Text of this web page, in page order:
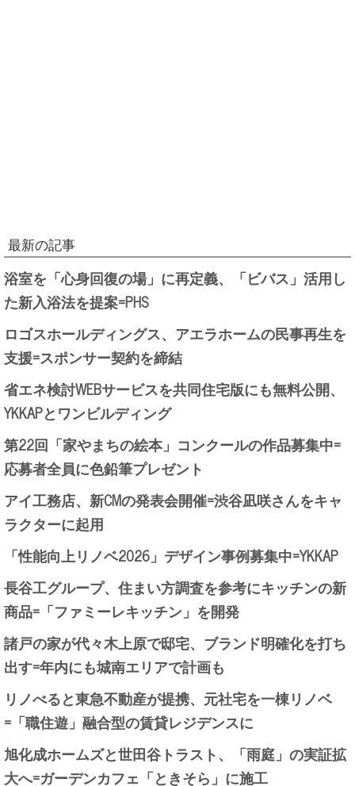
最新の記事
浴室を「心身回復の場」に再定義、「ビバス」活用し
た新入浴法を提案=PHS
ロゴスホールディングス、アエラホームの民事再生を
支援=スポンサー契約を締結
省エネ検討WEBサービスを共同住宅版にも無料公開、
YKKAPとワンビルディング
第22回「家やまちの絵本」コンクールの作品募集中=
応募者全員に色鉛筆プレゼント
アイ工務店、新CMの発表会開催=渋谷凪咲さんをキャ
ラクターに起用
「性能向上リノベ2026」デザイン事例募集中=YKKAP
長谷工グループ、住まい方調査を参考にキッチンの新
商品=「ファミーレキッチン」を開発
諸戸の家が代々木上原で邸宅、ブランド明確化を打ち
出す=年内にも城南エリアで計画も
リノべると東急不動産が提携、元社宅を一棟リノベ
=「職住遊」融合型の賃貸レジデンスに
旭化成ホームズと世田谷トラスト、「雨庭」の実証拡
大へ=ガーデンカフェ「ときそら」に施工